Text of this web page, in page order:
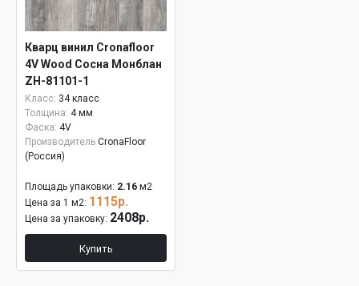
Кварц винил Cronafloor
4V Wood Сосна Монблан
ZH-81101-1
Класс: 34 класс
Толщина: 4 мм
Фаска: 4V
Производитель CronaFloor
(Россия)
Площадь упаковки: 2.16 м2
Цена за 1 м2: 1115р.
Цена за упаковку: 2408р.
Купить